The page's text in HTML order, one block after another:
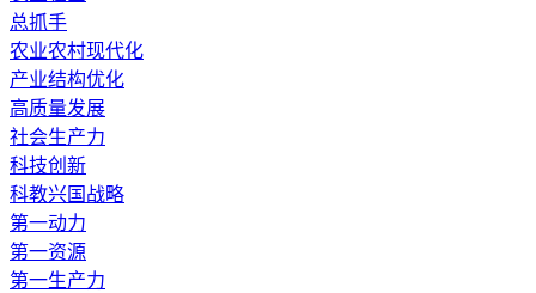
总抓手
农业农村现代化
产业结构优化
高质量发展
社会生产力
科技创新
科教兴国战略
第一动力
第一资源
第一生产力